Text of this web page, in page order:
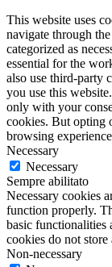
This website uses
navigate through
categorized as
essential for the
also use third-party
you use this
only with your
cookies. But opting
browsing
Necessary
Necessary
Sempre abilitato
Necessary cookies
function properly.
basic functionalities
cookies do not
Non-necessary